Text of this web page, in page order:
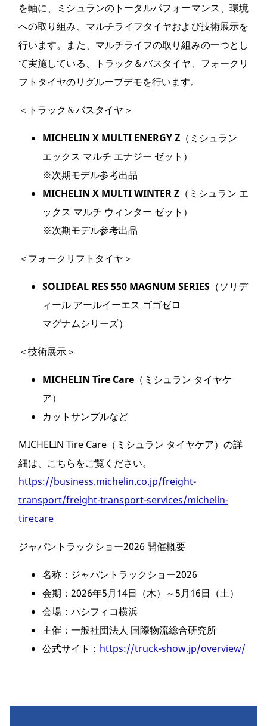
を軸に、ミシュランのトータルパフォーマンス、環境
への取り組み、マルチライフタイヤおよび技術展示を
行います。また、マルチライフの取り組みの一つとし
て実施している、トラック＆バスタイヤ、フォークリ
フトタイヤのリグルーブデモを行います。
＜トラック＆バスタイヤ＞
MICHELIN X MULTI ENERGY Z （ミシュラン
エックス マルチ エナジー ゼット）
※次期モデル参考出品
MICHELIN X MULTI WINTER Z （ミシュラン エ
ックス マルチ ウィンター ゼット）
※次期モデル参考出品
＜フォークリフトタイヤ＞
SOLIDEAL RES 550 MAGNUM SERIES （ソリデ
ィール アールイーエス ゴゴゼロ
マグナムシリーズ）
＜技術展示＞
MICHELIN Tire Care （ミシュラン タイヤケ
ア）
カットサンプルなど
MICHELIN Tire Care（ミシュラン タイヤケア）の詳
細は、こちらをご覧ください。
https://business.michelin.co.jp/freight-
transport/freight-transport-services/michelin-
tirecare
ジャパントラックショー2026 開催概要
名称：ジャパントラックショー2026
会期：2026年5月14日（木）～5月16日（土）
会場：パシフィコ横浜
主催：一般社団法人 国際物流総合研究所
公式サイト： https://truck-show.jp/overview/